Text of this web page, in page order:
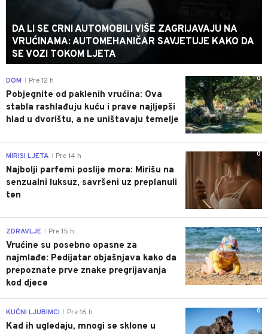
DA LI SE CRNI AUTOMOBILI VIŠE ZAGRIJAVAJU NA
VRUĆINAMA: AUTOMEHANIČAR SAVJETUJE KAKO DA
SE VOZI TOKOM LJETA
0
DOM Pre 12 h
Pobjegnite od paklenih vrućina: Ova
stabla rashlađuju kuću i prave najljepši
hlad u dvorištu, a ne uništavaju temelje
0
MIRISI LJETA Pre 14 h
Najbolji parfemi poslije mora: Mirišu na
senzualni luksuz, savršeni uz preplanuli
ten
0
ZDRAVLJE Pre 15 h
Vrućine su posebno opasne za
najmlađe: Pedijatar objašnjava kako da
prepoznate prve znake pregrijavanja
kod djece
0
KUĆNI LJUBIMCI Pre 16 h
Kad ih ugledaju, mnogi se sklone u